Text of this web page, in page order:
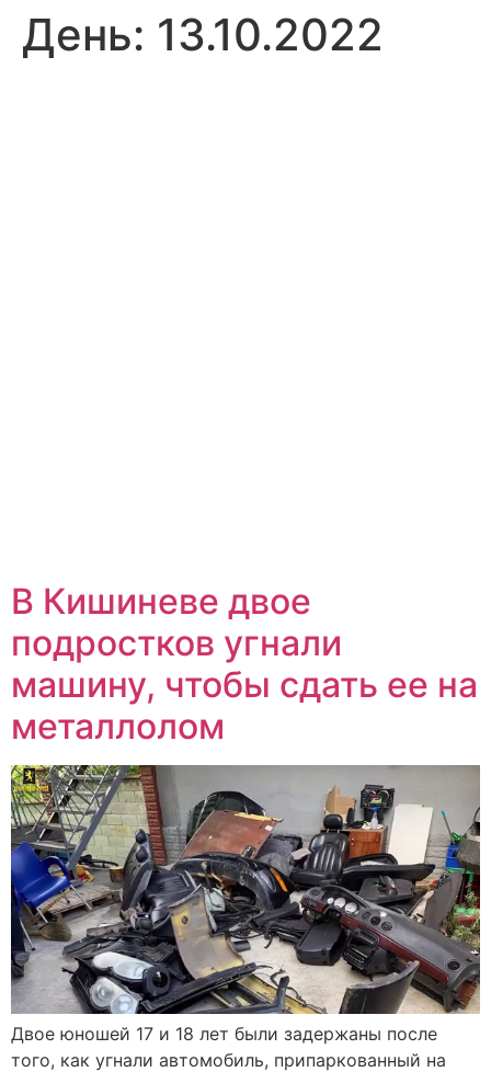
День: 13.10.2022
В Кишиневе двое
подростков угнали
машину, чтобы сдать ее на
металлолом
Двое юношей 17 и 18 лет были задержаны после
того, как угнали автомобиль, припаркованный на